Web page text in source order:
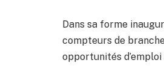
Dans sa forme
compteurs de
opportunités